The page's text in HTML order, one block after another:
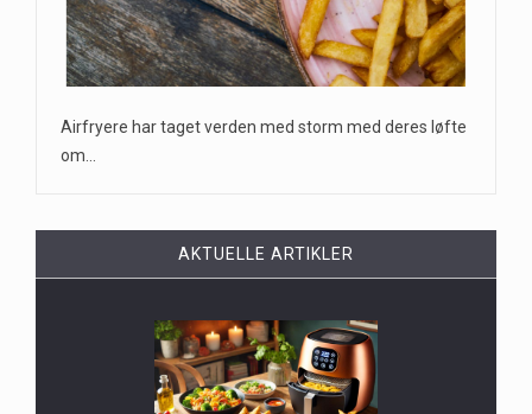
Airfryere har taget verden med storm med deres løfte
om…
AKTUELLE ARTIKLER